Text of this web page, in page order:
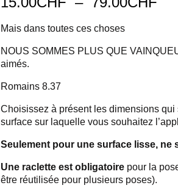
Mais dans toutes ces choses
NOUS SOMMES PLUS QUE
aimés.
Romains 8.37
Choisissez à présent les dimensions qui
surface sur laquelle vous souhaitez
Seulement pour une surface lisse, ne
Une raclette est obligatoire pour la
être réutilisée pour plusieurs poses).